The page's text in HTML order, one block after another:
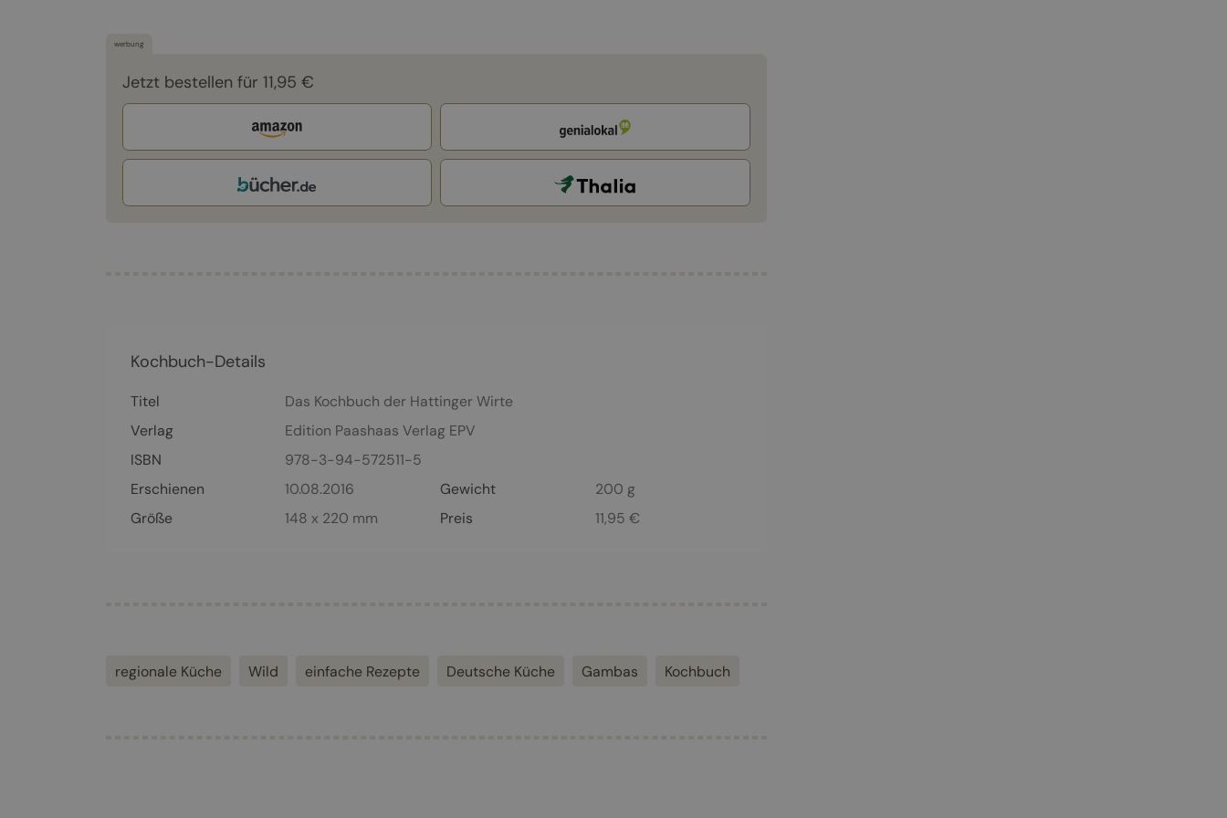
werbung
Jetzt bestellen für 11,95 €
Kochbuch-Details
Titel
Das Kochbuch der Hattinger Wirte
Verlag
Edition Paashaas Verlag EPV
ISBN
978-3-94-572511-5
Erschienen
10.08.2016 Gewicht
200 g
Größe
148 x 220 mm Preis 11,95 €
regionale Küche Wild einfache Rezepte Deutsche Küche Gambas Kochbuch